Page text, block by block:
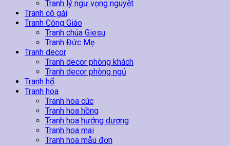
Tranh lý ngư vọng nguyệt
Tranh cô gái
Tranh Công Giáo
Tranh chúa Giesu
Tranh Đức Mẹ
Tranh decor
Tranh decor phòng khách
Tranh decor phòng ngủ
Tranh hổ
Tranh hoa
Tranh hoa cúc
Tranh hoa hồng
Tranh hoa hướng dương
Tranh hoa mai
Tranh hoa mẫu đơn